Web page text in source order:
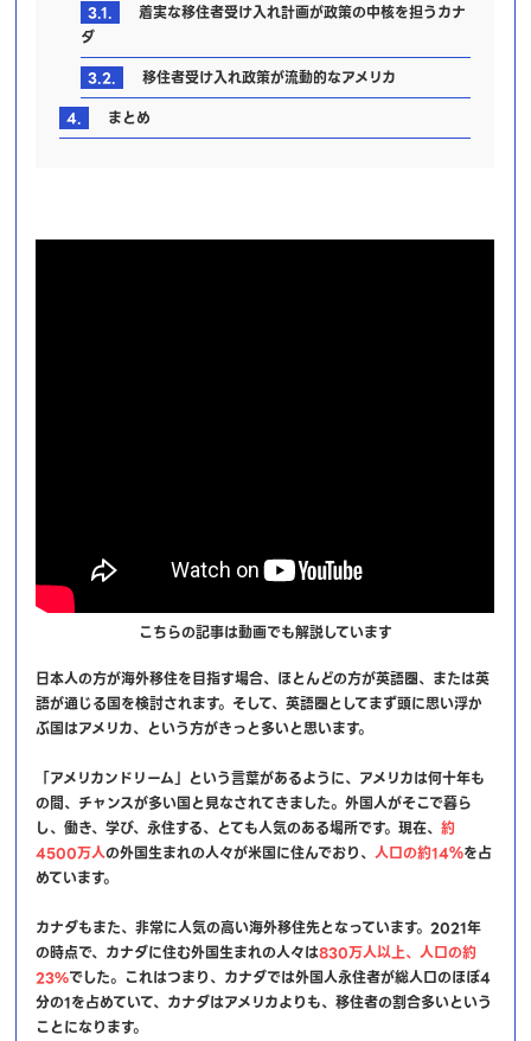
3.1.
着実な移住者受け入れ計画が政策の中核を担うカナ
ダ
3.2.
移住者受け入れ政策が流動的なアメリカ
4.
まとめ
こちらの記事は動画でも解説しています
日本人の方が海外移住を目指す場合、ほとんどの方が英語圏、または英
語が通じる国を検討されます。そして、英語圏としてまず頭に思い浮か
ぶ国はアメリカ、という方がきっと多いと思います。
「アメリカンドリーム」という言葉があるように、アメリカは何十年も
の間、チャンスが多い国と見なされてきました。外国人がそこで暮ら
し、働き、学び、永住する、とても人気のある場所です。現在、約
4500万人の外国生まれの人々が米国に住んでおり、人口の約14％を占
めています。
カナダもまた、非常に人気の高い海外移住先となっています。2021年
の時点で、カナダに住む外国生まれの人々は830万人以上、人口の約
23%でした。これはつまり、カナダでは外国人永住者が総人口のほぼ4
分の1を占めていて、カナダはアメリカよりも、移住者の割合多いという
ことになります。